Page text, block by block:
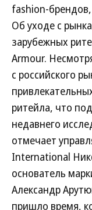
fashion-
Об уходе с
зарубежных
Armour.
с российского
ритейла, что
недавнего
отмечает
International
основатель
Александр
пришло время,